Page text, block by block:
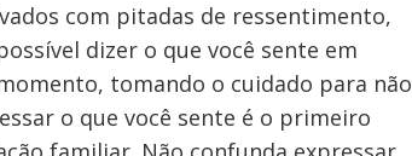
com pitadas de ressentimento,
dizer o que você sente em
tomando o cuidado para não
o que você sente é o primeiro